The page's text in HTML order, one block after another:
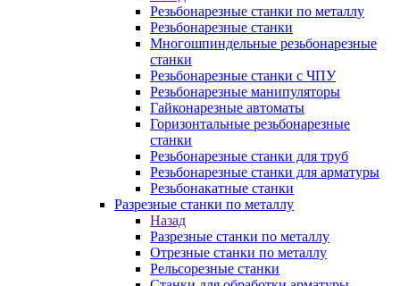
Резьбонарезные станки по металлу
Резьбонарезные станки
Многошпиндельные резьбонарезные
станки
Резьбонарезные станки с ЧПУ
Резьбонарезные манипуляторы
Гайконарезные автоматы
Горизонтальные резьбонарезные
станки
Резьбонарезные станки для труб
Резьбонарезные станки для арматуры
Резьбонакатные станки
Разрезные станки по металлу
Назад
Разрезные станки по металлу
Отрезные станки по металлу
Рельсорезные станки